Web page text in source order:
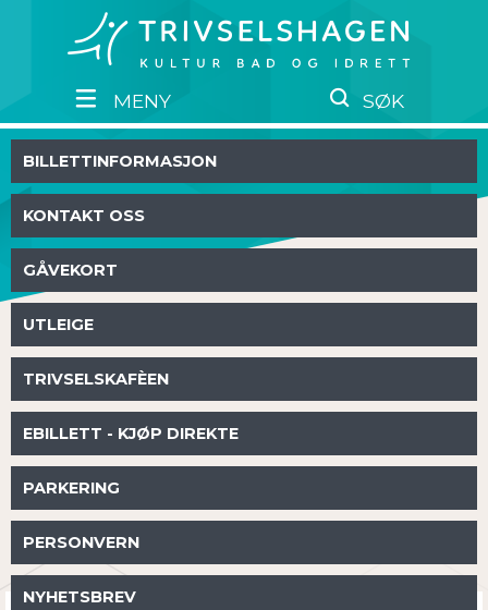
MENY SØK
BILLETTINFORMASJON
KONTAKT OSS
GÅVEKORT
UTLEIGE
TRIVSELSKAFÈEN
EBILLETT - KJØP DIREKTE
PARKERING
PERSONVERN
NYHETSBREV